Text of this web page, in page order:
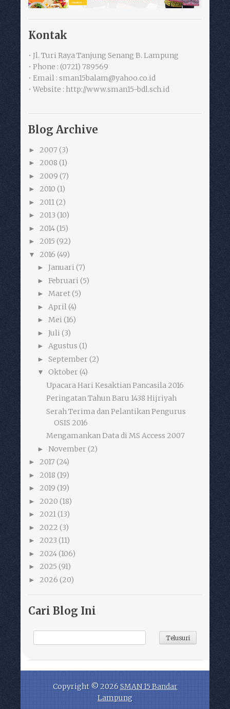
Kontak
• Jl. Turi Raya Tanjung Senang B. Lampung
• Phone : (0721) 789569
• Email : sman15balam@yahoo.co.id
• Website : http://www.sman15-bdl.sch.id
Blog Archive
► 2007 (3)
► 2008 (1)
► 2009 (7)
► 2010 (1)
► 2011(2)
► 2013 (10)
► 2014(15)
► 2015 (92)
▼ 2016 (49)
► Januari (7)
► Februari (5)
► Maret(5)
► April(4)
► Mei (16)
► Juli (3)
► Agustus (1)
► September (2)
▼ Oktober (4)
Upacara Hari Kesaktian Pancasila 2016
Peringatan Tahun Baru 1438 Hijriyah
Serah Terima dan Pelantikan Pengurus
OSIS 2016
Mengamankan Data di MS Access 2007
► November (2)
► 2017 (24)
► 2018 (19)
► 2019 (19)
► 2020 (18)
► 2021(13)
► 2022 (3)
► 2023 (11)
► 2024(106)
► 2025 (91)
► 2026 (20)
Cari Blog Ini
Copyright ©2026SMAN 15 Bandar
Lampung